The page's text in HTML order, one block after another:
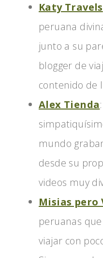
Katy Travels
peruana
junto a su
blogger de
contenido de
Alex Tienda
mundo
desde su
videos muy
Misias pero
peruanas
viajar con